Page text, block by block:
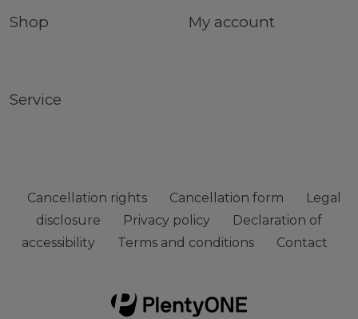
Shop My account
Service
Cancellation rights Cancellation form
Legal
disclosure
Privacy policy
Declaration of
accessibility
Terms and conditions Contact